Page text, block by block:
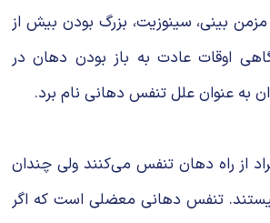
مزمن بینی، سینوزیت، بزرگ بودن بیش از
اوقات عادت به باز بودن دهان در
به عنوان علل تنفس دهانی نام برد.
از راه دهان تنفس می‌کنند ولی چندان
تنفس دهانی معضلی است که اگر